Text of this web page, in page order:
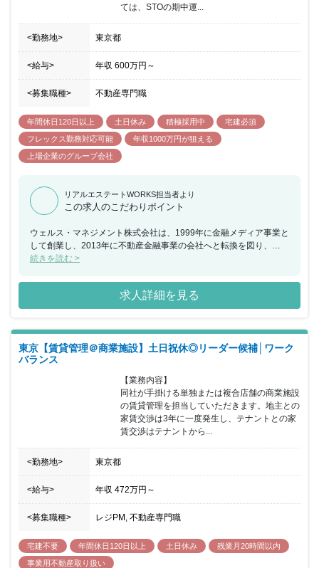
ては、STOの期中運...
<勤務地> 東京都
<給与> 年収 600万円 ～
<募集職種> 不動産専門職
年間休日120日以上 土日休み 積極採用中
宅建必須
フレックス勤務対応可能
年収1000万円が狙える
上場企業のグループ会社
リアルエステートWORKS担当者より
この求人のこだわりポイント
ウェルス・マネジメント株式会社は、1999年に金融メディア事業と
して創業し、2013年に不動産金融事業の会社へと転換を図り、
2015年よりホテル運営事業をスタートさせました。同年、金融メデ
在の体制を構築しております。「快適な時間と空間づくりを通し
て、日本の魅力と文化を、「体験価値」として提供し、あらゆるお
客様に感動と安定的な繁栄をお届けすることで、豊かな社会の発展
は、東証スタンダード市場に上場しております。ホールディングス
として、グループ会社の経営管理を行うほか、グループ会社が組成
するファンドスキームへの自己投資を行っています。現在は、主に
不動産金融を営むリシェス・マネジメント株式会社、ウェルス・リ
アルティ・マネジメント株式会社と、ホテル運営事業を行うワール
ド・ブランズ・コレクション ホテルズ＆リゾーツ株式会社の子会社
三社を中心に業務展開をはかり、お客様のサポートを行っておりま
です。また有給以外にも5日連続で取得できるリフレッシュ休暇や
コアタイム無しのフル・フレックスなので、ご自身の裁量で出勤時
間を調整出来ます。その他にも資格支援、住宅手当、フリードリン
クなどの福利厚生がございます。※ウェルス・リアルティ・マネジ
メント株式会社に在籍出向となります。 勤務地や給与など条件に変
更ありません。
続きを読む >
求人詳細を見る
東京【賃貸管理＠商業施設】土日祝休◎リーダー候補│ワーク
バランス
【業務内容】
同社が手掛ける単独または複合店舗の商業施設
の賃貸管理を担当していただきます。地主との
家賃交渉は3年に一度発生し、テナントとの家
賃交渉はテナントから...
<勤務地> 東京都
<給与> 年収 472万円 ～
<募集職種> レジPM, 不動産専門職
宅建不要 年間休日120日以上 土日休み
残業月20時間以内
事業用不動産取り扱い